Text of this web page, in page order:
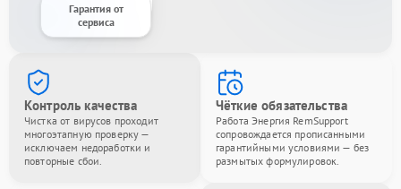
Гарантия от
сервиса
Контроль качества
Чистка от вирусов проходит
многоэтапную проверку —
исключаем недоработки и
повторные сбои.
Чёткие обязательства
Работа Энергия RemSupport
сопровождается прописанными
гарантийными условиями — без
размытых формулировок.